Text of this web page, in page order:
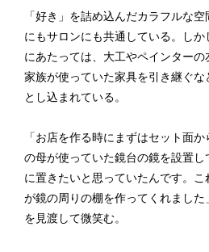
「好き」を詰め込んだカラフルな
にもサロンにも共通している。しか
にあたっては、大工やペインターの
家族が使っていた家具を引き継ぐ
とし込まれている。
「お店を作る時にまずはセット面
の母が使っていた鏡台の鏡を設置
に置きたいと思っていたんです。
が鏡の周りの棚を作ってくれまし
を見渡して微笑む。